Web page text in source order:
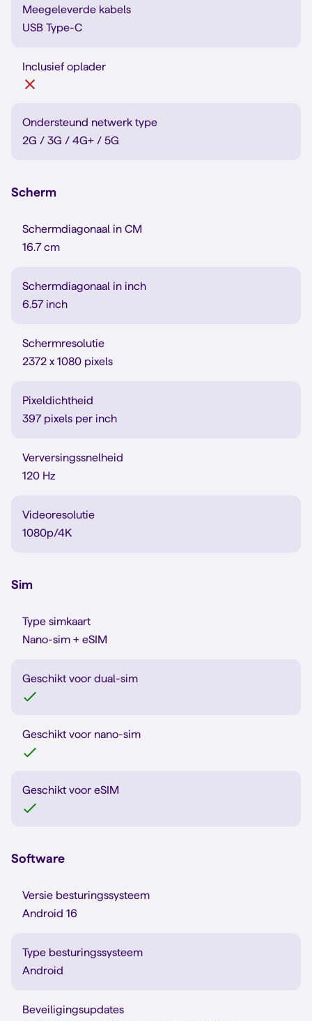
Meegeleverde kabels
USB Type-C
Inclusief oplader
Ondersteund netwerk type
2G / 3G / 4G+ / 5G
Scherm
Schermdiagonaal in CM
16.7 cm
Schermdiagonaal in inch
6.57 inch
Schermresolutie
2372 x 1080 pixels
Pixeldichtheid
397 pixels per inch
Verversingssnelheid
120 Hz
Videoresolutie
1080p/4K
Sim
Type simkaart
Nano-sim + eSIM
Geschikt voor dual-sim
Geschikt voor nano-sim
Geschikt voor eSIM
Software
Versie besturingssysteem
Android 16
Type besturingssysteem
Android
Beveiligingsupdates